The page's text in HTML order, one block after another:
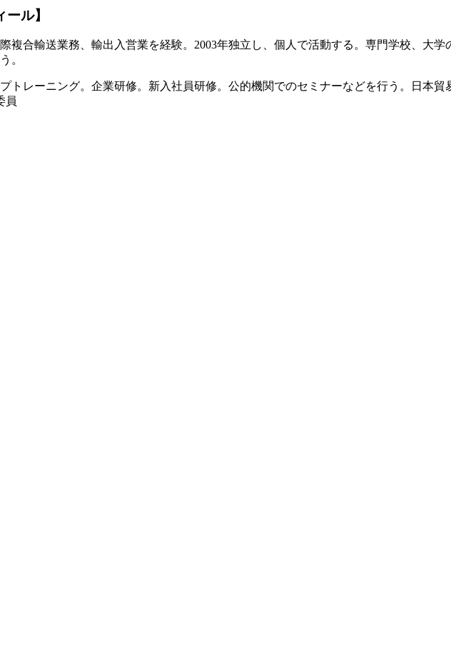
ル】
複合輸送業務、輸出入営業を経験。2003年独立し、個人で活動する。専門学校、大
。
トレーニング。企業研修。新入社員研修。公的機関でのセミナーなどを行う。日本
員